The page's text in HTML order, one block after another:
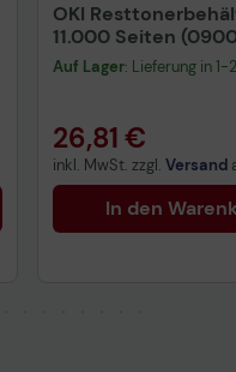
OKI
11.000 Seiten
Auf Lager: Lieferung in
26,81 €
inkl. MwSt. zzgl. Versand
In den